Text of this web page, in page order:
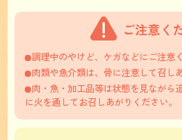
調理中のやけど、ケガなどにご注意
肉類や魚介類は、骨に注意して召し
肉・魚・加工品等は状態を見ながら
に火を通してお召しあがりください。